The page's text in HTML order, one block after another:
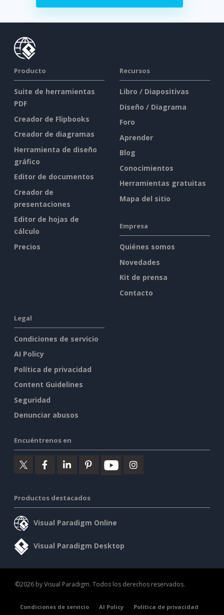
Producto
Suite de herramientas
PDF
Creador de Flipbooks
Creador de diagramas
Herramienta de diseño
gráfico
Editor de documentos
Creador de
presentaciones
Editor de hojas de
cálculo
Precios
Recursos
Libro / Diapositivas
Diseño / Diagrama
Foro
Aprender
Blog
Conocimientos
Herramientas gratuitas
Mapa del sitio
Empresa
Quiénes somos
Novedades
Kit de prensa
Contacto
Legal
Condiciones de servicio
AI Policy
Política de privacidad
Content Guidelines
Seguridad
Denunciar abusos
Encuéntrenos en
Productos destacados
Visual Paradigm Online
Visual Paradigm Desktop
©2026 by Visual Paradigm. Todos los derechos reservados.
Condiciones de servicio AI Policy Política de privacidad